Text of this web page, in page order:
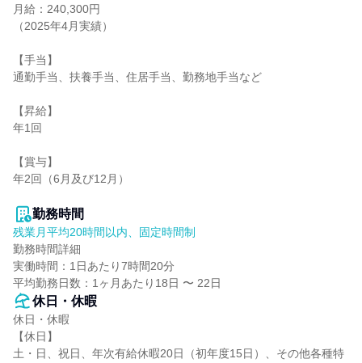
月給：240,300円
（2025年4月実績）
【手当】
通勤手当、扶養手当、住居手当、勤務地手当など
【昇給】
年1回
【賞与】
年2回（6月及び12月）
勤務時間
残業月平均20時間以内、固定時間制
勤務時間詳細
実働時間：1日あたり7時間20分
平均勤務日数：1ヶ月あたり18日 〜 22日
休日・休暇
休日・休暇
【休日】
土・日、祝日、年次有給休暇20日（初年度15日）、その他各種特